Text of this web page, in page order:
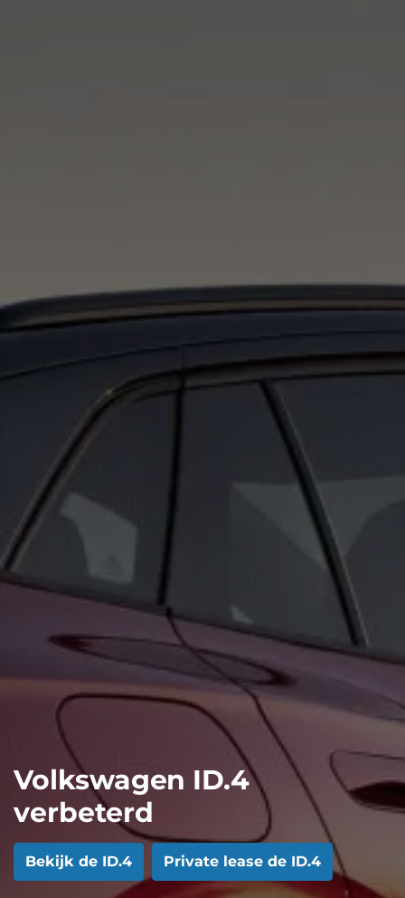
Volkswagen ID.4
verbeterd
Bekijk de ID.4 Private lease de ID.4